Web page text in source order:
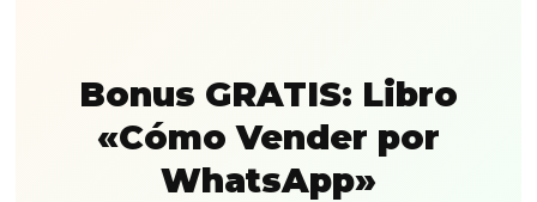
Bonus GRATIS: Libro
«Cómo Vender por
WhatsApp»